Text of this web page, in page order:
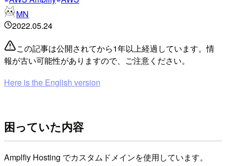
MN
2022.05.24
この記事は公開されてから1年以上経過しています。情
報が古い可能性がありますので、ご注意ください。
Here is the English version
困っていた内容
Amplfiy Hosting でカスタムドメインを使用しています。